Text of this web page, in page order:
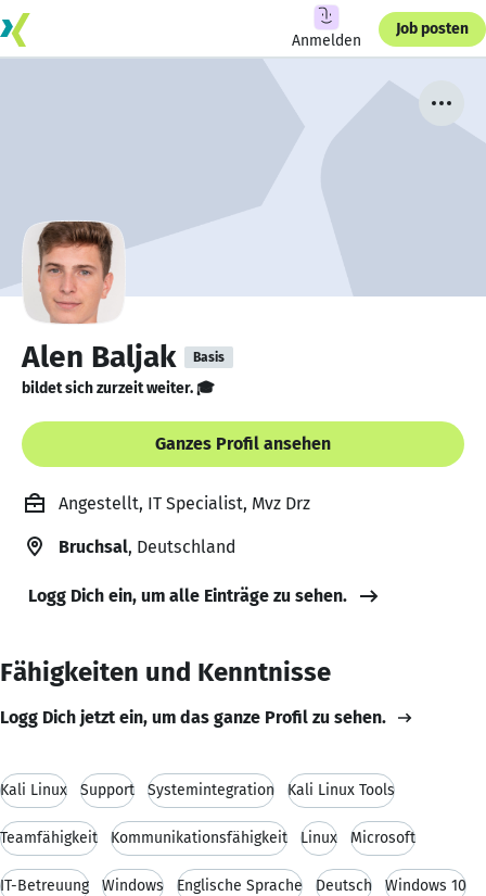
Anmelden
Job posten
Alen Baljak Basis
bildet sich zurzeit weiter. 🎓
Ganzes Profil ansehen
Angestellt, IT Specialist, Mvz Drz
Bruchsal, Deutschland
Logg Dich ein, um alle Einträge zu sehen.
Fähigkeiten und Kenntnisse
Logg Dich jetzt ein, um das ganze Profil zu sehen.
Kali Linux Support Systemintegration Kali Linux Tools
Teamfähigkeit Kommunikationsfähigkeit Linux Microsoft
IT-Betreuung Windows Englische Sprache Deutsch Windows 10